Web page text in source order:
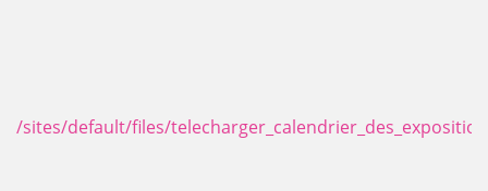
/sites/default/files/